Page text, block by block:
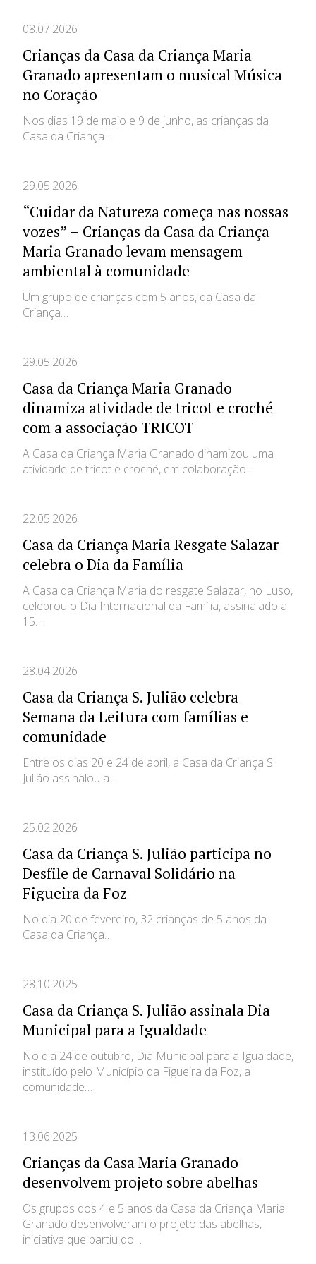
As 7 Casas da Criança
Admissão
08.07.2026
Crianças da Casa da Criança Maria
Granado apresentam o musical Música
no Coração
Nos dias 19 de maio e 9 de junho, as crianças da
Casa da Criança…
29.05.2026
“Cuidar da Natureza começa nas nossas
vozes” – Crianças da Casa da Criança
Maria Granado levam mensagem
ambiental à comunidade
Um grupo de crianças com 5 anos, da Casa da
Criança…
29.05.2026
Casa da Criança Maria Granado
dinamiza atividade de tricot e croché
com a associação TRICOT
A Casa da Criança Maria Granado dinamizou uma
atividade de tricot e croché, em colaboração…
22.05.2026
Casa da Criança Maria Resgate Salazar
celebra o Dia da Família
A Casa da Criança Maria do resgate Salazar, no Luso,
celebrou o Dia Internacional da Família, assinalado a
15…
28.04.2026
Casa da Criança S. Julião celebra
Semana da Leitura com famílias e
comunidade
Entre os dias 20 e 24 de abril, a Casa da Criança S.
Julião assinalou a…
25.02.2026
Casa da Criança S. Julião participa no
Desfile de Carnaval Solidário na
Figueira da Foz
No dia 20 de fevereiro, 32 crianças de 5 anos da
Casa da Criança…
28.10.2025
Casa da Criança S. Julião assinala Dia
Municipal para a Igualdade
No dia 24 de outubro, Dia Municipal para a Igualdade,
instituído pelo Município da Figueira da Foz, a
comunidade…
13.06.2025
Crianças da Casa Maria Granado
desenvolvem projeto sobre abelhas
Os grupos dos 4 e 5 anos da Casa da Criança Maria
Granado desenvolveram o projeto das abelhas,
iniciativa que partiu do…